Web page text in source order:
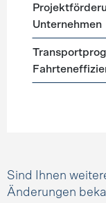
Unternehmen
Sind Ihnen
Änderungen